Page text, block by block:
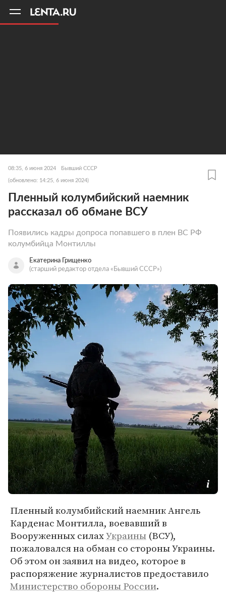
08:35, 6 июня 2024 Бывший СССР
(обновлено: 14:25, 6 июня 2024)
Пленный колумбийский наемник
рассказал об обмане ВСУ
Появились кадры допроса попавшего в плен ВС РФ
колумбийца Монтиллы
Екатерина Грищенко
(старший редактор отдела «Бывший СССР»)
Пленный колумбийский наемник Ангель
Карденас Монтилла, воевавший в
Вооруженных силахУкраины (ВСУ),
пожаловался на обман со стороны Украины.
Об этом он заявил на видео, которое в
распоряжение журналистов предоставило
Министерство обороны России.